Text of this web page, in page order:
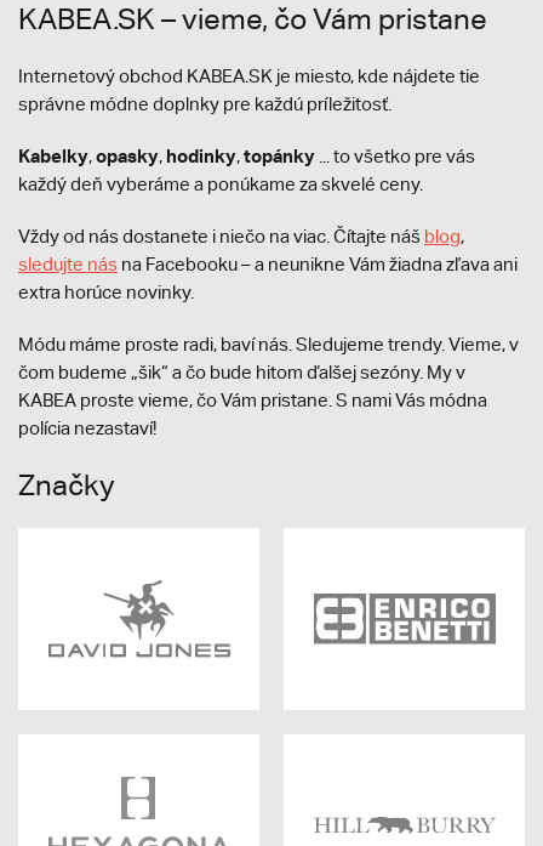
KABEA.SK – vieme, čo Vám pristane
Internetový obchod KABEA.SK je miesto, kde nájdete tie
správne módne doplnky pre každú príležitosť.
Kabelky,opasky, hodinky,topánky ... to všetko pre vás
každý deň vyberáme a ponúkame za skvelé ceny.
Vždy od nás dostanete i niečo na viac. Čítajte náš blog,
sledujte nás na Facebooku – a neunikne Vám žiadna zľava ani
extra horúce novinky.
Módu máme proste radi, baví nás. Sledujeme trendy. Vieme, v
čom budeme „šik“ a čo bude hitom ďalšej sezóny. My v
KABEA proste vieme, čo Vám pristane. S nami Vás módna
polícia nezastaví!
Značky